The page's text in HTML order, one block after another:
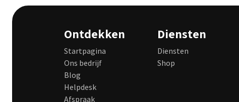
Ontdekken
Startpagina
Ons bedrijf
Blog
Helpdesk
Afspraak
Diensten
Diensten
Shop